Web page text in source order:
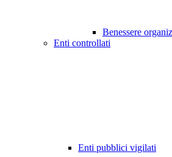
Benessere
Enti controllati
Enti pubblici vigilati